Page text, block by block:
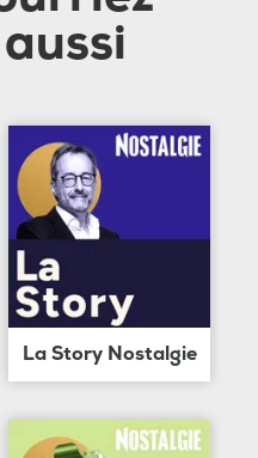
La Story Nostalgie